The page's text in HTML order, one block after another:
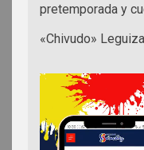
pretemporada y
«Chivudo»